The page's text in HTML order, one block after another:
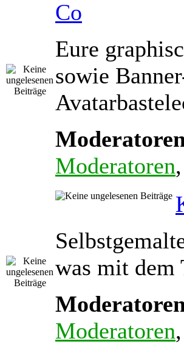
Co
Eure
sowie
Moderatoren,
was mit dem
Moderatoren,